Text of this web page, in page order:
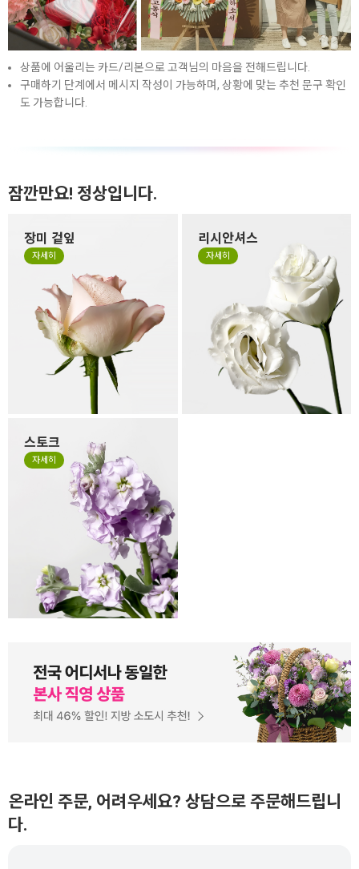
상품에 어울리는 카드/리본으로 고객님의 마음을 전해드립니다.
구매하기 단계에서 메시지 작성이 가능하며, 상황에 맞는 추천 문구 확인
도 가능합니다.
잠깐만요! 정상입니다.
장미 겉잎
자세히
장미 겉잎이 쭈글거리거나 잎
의 색이 바랜 것은 시든게 아니
라 꽃을 예쁜 형태로 싱싱하고
오랜 생명력을 유지하기 위해
떼지 않고 제작하는 경우가 있
습니다. 만일 겉잎이 보기 싫으
시면 겉잎 부분만 살짝 떼어 주
리시안셔스
자세히
리시안셔스는 꽃잎이 하늘거
리는 얇은 잎들로 구성되어 있
어서 소재 특성상 꽃 형태가 원
형이 아닌 타원형으로 눌리거
나, 봉오리 형태가 찌그러져 있
을 수 있습니다. 살아있는 꽃의
자연스런 모습이니 그 모습도
사랑해 주세요.
스토크
자세히
계절꽃 소재로 잘 사용하는 스
토크는 얇고 작은 잎들이 줄줄
이 달려 있는 꽃으로 이러한 특
성 때문에 꽃의 형태가 일정하
지 않고, 말려져 있거나 쭈글거
리며 자유로운 형태가 있는 꽃
입니다. 스토크는 말라서 시들
거나 지저분한 꽃이 아니니 오
해하지 말아주세요.
온라인 주문, 어려우세요? 상담으로 주문해드립니
다.